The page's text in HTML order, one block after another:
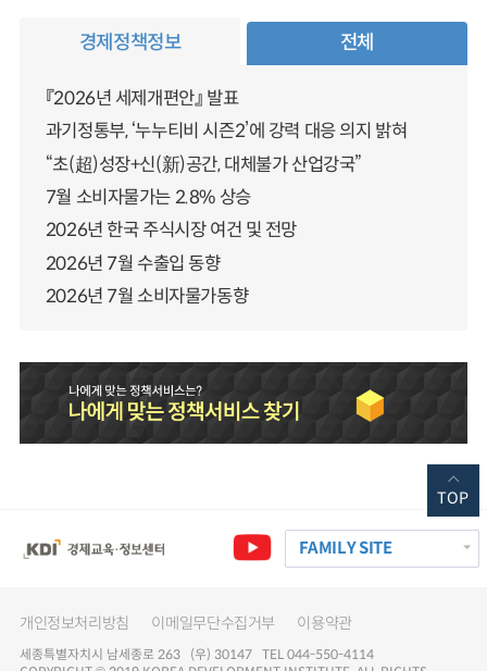
경제정책정보 전체
『2026년 세제개편안』 발표
과기정통부, ‘누누티비 시즌2’에 강력 대응 의지 밝혀
“초(超)성장+신(新)공간, 대체불가 산업강국”
7월 소비자물가는 2.8% 상승
2026년 한국 주식시장 여건 및 전망
2026년 7월 수출입 동향
2026년 7월 소비자물가동향
FAMILY SITE
개인정보처리방침 이메일무단수집거부 이용약관
세종특별자치시 남세종로 263 (우) 30147 TEL 044-550-4114
TOP